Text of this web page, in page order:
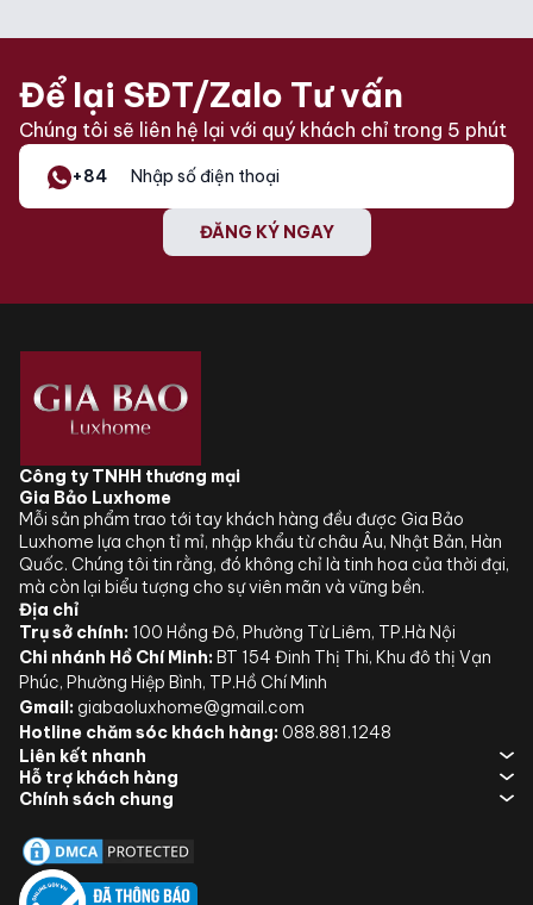
Eco
Quick
DryCare 40
DryFresh
643x596x850mm
Để lại SĐT/Zalo Tư vấn
Chúng tôi sẽ liên hệ lại với quý khách chỉ trong 5 phút
+84
ĐĂNG KÝ NGAY
Công ty TNHH thương mại
Gia Bảo Luxhome
Mỗi sản phẩm trao tới tay khách hàng đều được Gia Bảo
Luxhome lựa chọn tỉ mỉ, nhập khẩu từ châu Âu, Nhật Bản, Hàn
Quốc. Chúng tôi tin rằng, đó không chỉ là tinh hoa của thời đại,
mà còn lại biểu tượng cho sự viên mãn và vững bền.
Địa chỉ
Trụ sở chính: 100 Hồng Đô, Phường Từ Liêm, TP.Hà Nội
Chi nhánh Hồ Chí Minh: BT 154 Đinh Thị Thi, Khu đô thị Vạn
Phúc, Phường Hiệp Bình, TP.Hồ Chí Minh
Gmail: giabaoluxhome@gmail.com
Hotline chăm sóc khách hàng: 088.881.1248
Liên kết nhanh
Hỗ trợ khách hàng
Chính sách chung